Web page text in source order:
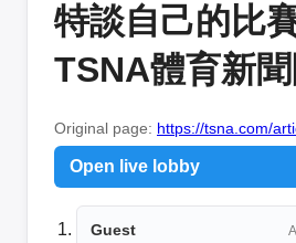
特談自己的比
TSNA體育新
Original page: https://tsna.com/
Open live lobby
Guest